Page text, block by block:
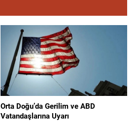
Orta Doğu’da Gerilim ve ABD
Vatandaşlarına Uyarı